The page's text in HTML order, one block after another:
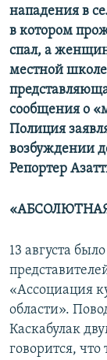
нападения в
в котором
спал, а
местной
сообщения о
Полиция
возбуждении
Репортер
13 августа
«Ассоциация
области».
Каскабулак
говорится,